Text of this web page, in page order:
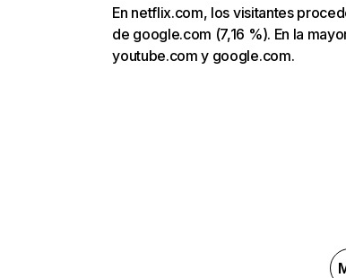
En netflix.com, los visitantes
de google.com (7,16 %). En la
youtube.com y google.com.